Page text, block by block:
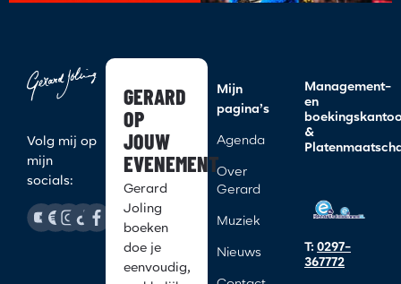
Volg mij op
mijn
socials:
Mijn
pagina’s
Agenda
Over
Gerard
Muziek
Nieuws
Management-
en
&
T: 0297-
367772
GERARD
OP
JOUW
EVENEMENT
Gerard
Joling
boeken
doe je
eenvoudig,